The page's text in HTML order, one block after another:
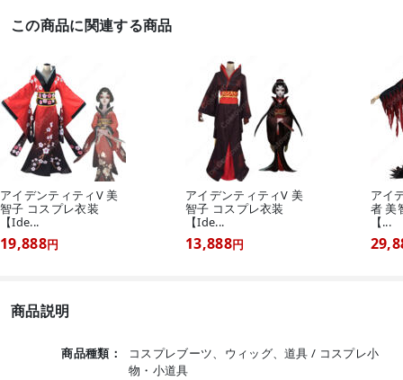
この商品に関連する商品
アイデンティティV 美
智子 コスプレ衣装
【Ide...
19,888円
アイデンティティV 美
智子 コスプレ衣装
【Ide...
13,888円
アイ
者 美
【...
商品説明
商品種類：
コスプレブーツ、ウィッグ、道具 / コスプレ小
物・小道具